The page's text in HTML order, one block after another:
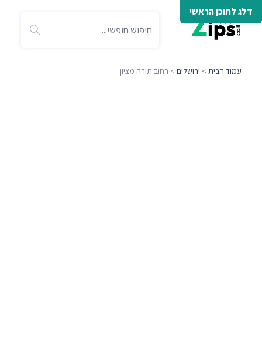
דלג לתוכן הראשי
עמוד הבית > ירושלים > רחוב תורה מציון